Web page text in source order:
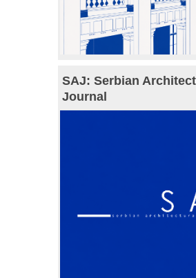
SAJ: Serbian
Journal